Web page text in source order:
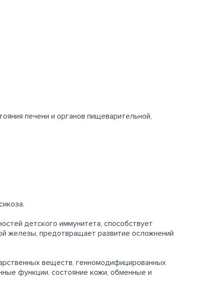
печени и органов пищеварительной,
детского иммунитета, способствует
железы, предотвращает развитие осложнений
веществ, генномодифицированных
функции, состояние кожи, обменные и